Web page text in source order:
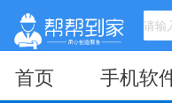
首页 手机软